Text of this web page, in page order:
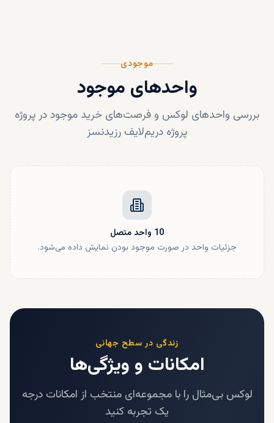
موجودی
واحدهای موجود
بررسی واحدهای لوکس و فرصت‌های خرید موجود در پروژه
پروژه دریم‌لایف رزیدنسز
10 واحد متصل
جزئیات واحد در صورت موجود بودن نمایش داده می‌شود.
زندگی در سطح جهانی
امکانات و ویژگی‌ها
لوکس بی‌مثال را با مجموعه‌ای منتخب از امکانات درجه
یک تجربه کنید